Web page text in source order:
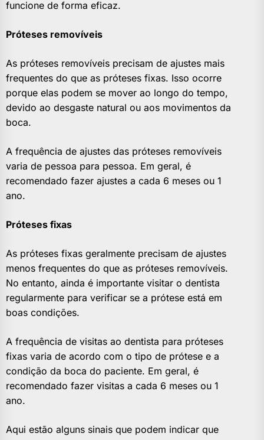
funcione de forma eficaz.
Próteses removíveis
As próteses removíveis precisam de ajustes mais
frequentes do que as próteses fixas. Isso ocorre
porque elas podem se mover ao longo do tempo,
devido ao desgaste natural ou aos movimentos da
boca.
A frequência de ajustes das próteses removíveis
varia de pessoa para pessoa. Em geral, é
recomendado fazer ajustes a cada 6 meses ou 1
ano.
Próteses fixas
As próteses fixas geralmente precisam de ajustes
menos frequentes do que as próteses removíveis.
No entanto, ainda é importante visitar o dentista
regularmente para verificar se a prótese está em
boas condições.
A frequência de visitas ao dentista para próteses
fixas varia de acordo com o tipo de prótese e a
condição da boca do paciente. Em geral, é
recomendado fazer visitas a cada 6 meses ou 1
ano.
Aqui estão alguns sinais que podem indicar que